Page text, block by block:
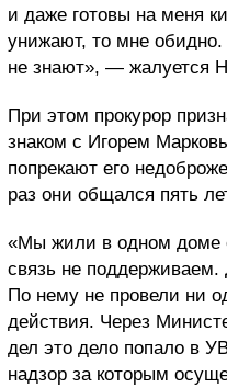
и даже готовы на меня
унижают, то мне
не знают», — жалуется
При этом прокурор
знаком с Игорем
попрекают его
раз они общался пять
«Мы жили в одном доме
связь не
По нему не провели ни
действия. Через
дел это дело попало в
надзор за которым